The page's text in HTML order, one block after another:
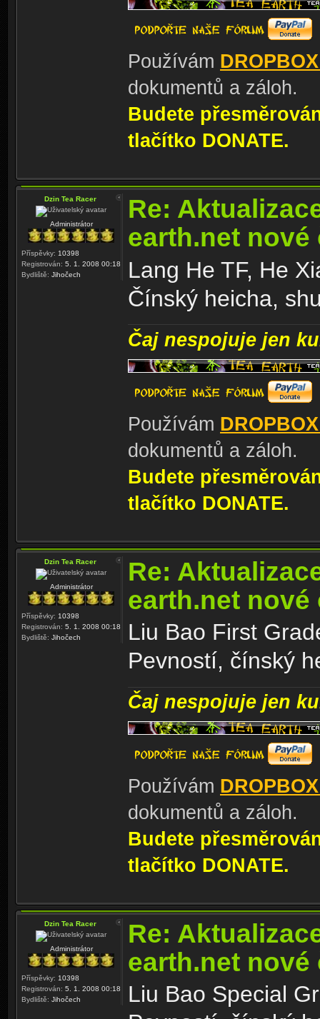
Používám
dokumentů a záloh.
Budete
tlačítko DONATE.
Dzin Tea Racer
Administrátor
Příspěvky: 10398
Registrován: 5. 1. 2008 00:18
Bydliště: Jihočech
Re:
earth.net nové
Lang He TF, He
Čínský heicha,
Čaj nespojuje jen
Používám
dokumentů a záloh.
Budete
tlačítko DONATE.
Dzin Tea Racer
Administrátor
Příspěvky: 10398
Registrován: 5. 1. 2008 00:18
Bydliště: Jihočech
Re:
earth.net nové
Liu Bao First
Pevností, čínský
Čaj nespojuje jen
Používám
dokumentů a záloh.
Budete
tlačítko DONATE.
Dzin Tea Racer
Administrátor
Příspěvky: 10398
Registrován: 5. 1. 2008 00:18
Bydliště: Jihočech
Re:
earth.net nové
Liu Bao Special